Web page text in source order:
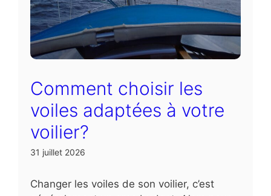
Comment choisir les
voiles adaptées à votre
voilier?
31 juillet 2026
Changer les voiles de son voilier, c’est